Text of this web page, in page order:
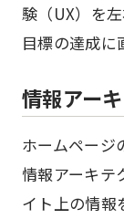
験（UX）を
目標の達成に
情報アー
ホームページ
情報アーキテ
イト上の情報